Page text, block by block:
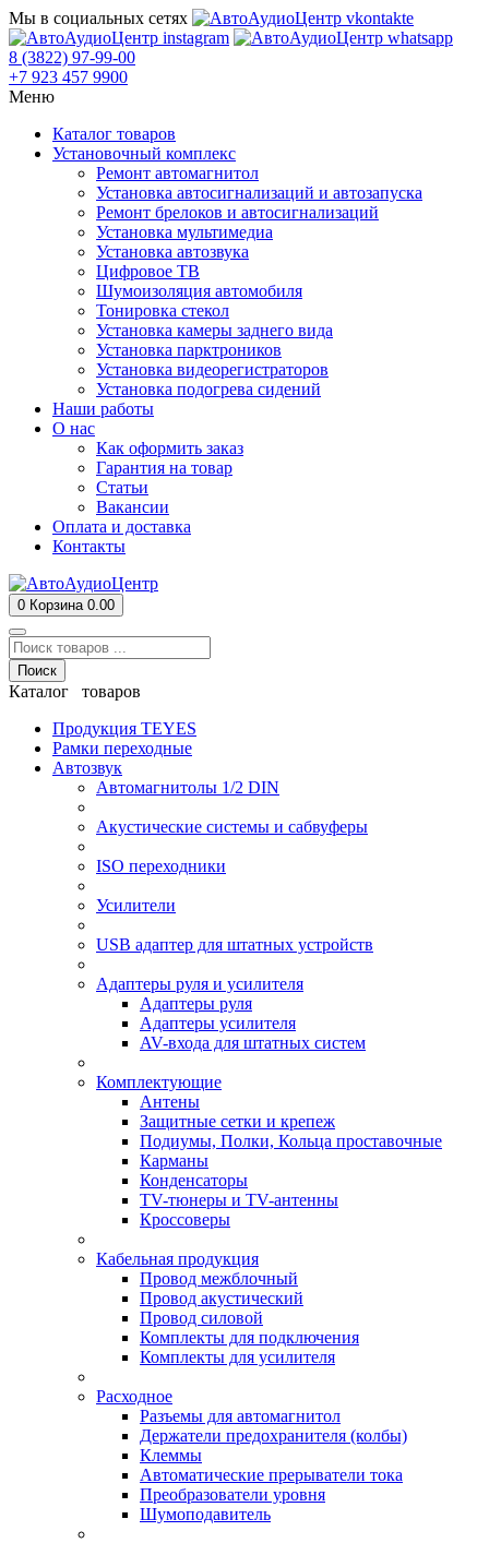
Мы в социальных сетях
8 (3822) 97-99-00
+7 923 457 9900
Меню
Каталог товаров
Установочный комплекс
Ремонт автомагнитол
Установка автосигнализаций и автозапуска
Ремонт брелоков и автосигнализаций
Установка мультимедиа
Установка автозвука
Цифровое ТВ
Шумоизоляция автомобиля
Тонировка стекол
Установка камеры заднего вида
Установка парктроников
Установка видеорегистраторов
Установка подогрева сидений
Наши работы
О нас
Как оформить заказ
Гарантия на товар
Статьи
Вакансии
Оплата и доставка
Контакты
0 Корзина 0.00
Поиск
Каталог товаров
Продукция TEYES
Рамки переходные
Автозвук
Автомагнитолы 1/2 DIN
Акустические системы и сабвуферы
ISO переходники
Усилители
USB адаптер для штатных устройств
Адаптеры руля и усилителя
Адаптеры руля
Адаптеры усилителя
AV-входа для штатных систем
Комплектующие
Антены
Защитные сетки и крепеж
Подиумы, Полки, Кольца проставочные
Карманы
Конденсаторы
TV-тюнеры и TV-антенны
Кроссоверы
Кабельная продукция
Провод межблочный
Провод акустический
Провод силовой
Комплекты для подключения
Комплекты для усилителя
Расходное
Разъемы для автомагнитол
Держатели предохранителя (колбы)
Клеммы
Автоматические прерыватели тока
Преобразователи уровня
Шумоподавитель